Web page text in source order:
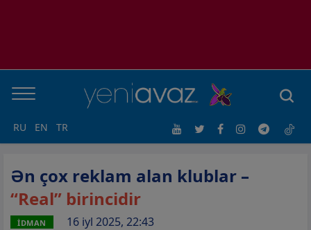
RU EN TR
Ən çox reklam alan klublar –
“Real” birincidir
İDMAN 16 iyl 2025, 22:43